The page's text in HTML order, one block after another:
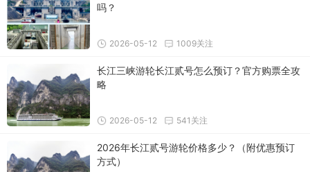
吗？
1009关注
2026-05-12
长江三峡游轮长江贰号怎么预订？官方购票全攻
略
541关注
2026-05-12
2026年长江贰号游轮价格多少？（附优惠预订
方式）